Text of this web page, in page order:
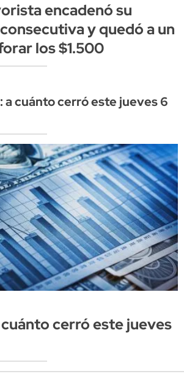
encadenó su
y quedó a un
los $1.500
a cuánto cerró este jueves 6
cerró este jueves